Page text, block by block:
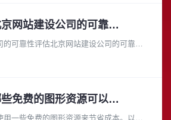
如何评估一家北京网站建设公司的可靠性和安全性
的可靠性评估北京网站建设公司的可靠性
方面进行考察：项目经验：查看公司的官
网站设计中有哪些免费的图形资源可以用于商业目的
用一些免费的图形资源来节省成本。以下